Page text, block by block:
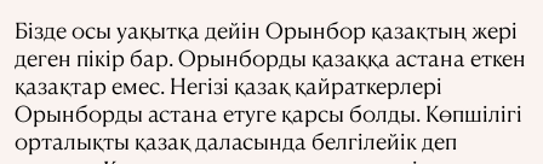
Бізде осы уақытқа дейін Орынбор қазақтың жері
деген пікір бар. Орынборды қазаққа астана еткен
қазақтар емес. Негізі қазақ қайраткерлері
Орынборды астана етуге қарсы болды. Көпшілігі
орталықты қазақ даласында белгілейік деп